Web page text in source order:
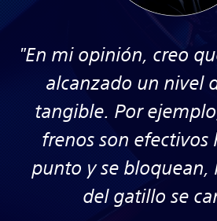
"En mi opinión, creo
alcanzado un nivel
tangible. Por
frenos son efectivos
punto y se bloquean,
del gatillo se